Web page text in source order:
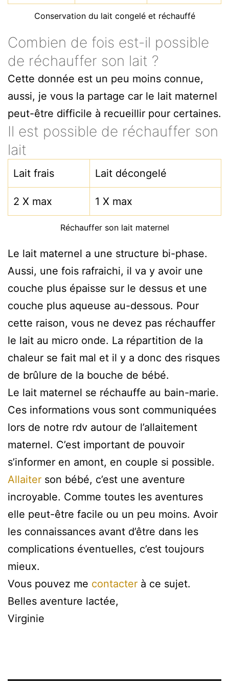
Conservation du lait congelé et réchauffé
Combien de fois est-il possible
de réchauffer son lait ?
Cette donnée est un peu moins connue,
aussi, je vous la partage car le lait maternel
peut-être difficile à recueillir pour certaines.
Il est possible de réchauffer son
lait
Lait frais Lait décongelé
2 X max 1 X max
Réchauffer son lait maternel
Le lait maternel a une structure bi-phase.
Aussi, une fois rafraichi, il va y avoir une
couche plus épaisse sur le dessus et une
couche plus aqueuse au-dessous. Pour
cette raison, vous ne devez pas réchauffer
le lait au micro onde. La répartition de la
chaleur se fait mal et il y a donc des risques
de brûlure de la bouche de bébé.
Le lait maternel se réchauffe au bain-marie.
Ces informations vous sont communiquées
lors de notre rdv autour de l’allaitement
maternel. C’est important de pouvoir
s’informer en amont, en couple si possible.
Allaiter son bébé, c’est une aventure
incroyable. Comme toutes les aventures
elle peut-être facile ou un peu moins. Avoir
les connaissances avant d’être dans les
complications éventuelles, c’est toujours
mieux.
Vous pouvez me contacter à ce sujet.
Belles aventure lactée,
Virginie